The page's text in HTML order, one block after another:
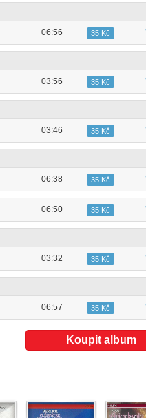
06:56 35 Kč
03:56 35 Kč
03:46 35 Kč
06:38 35 Kč
06:50 35 Kč
03:32 35 Kč
06:57 35 Kč
Koupit album